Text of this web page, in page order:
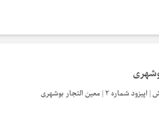
2 | معین التجار بوشهری